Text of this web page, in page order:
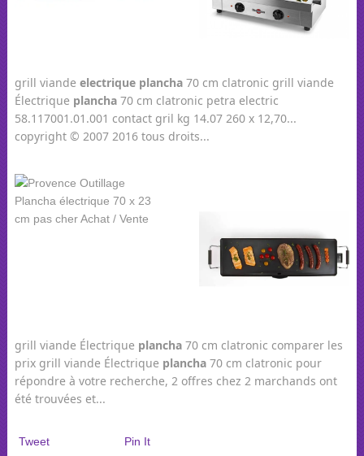
grill viande electrique plancha70 cm clatronic grill viande
Électrique plancha70 cm clatronic petra electric
58.117001.01.001 contact gril kg 14.07 260 x 12,70...
copyright © 2007 2016 tous droits...
grill viande Électrique plancha70 cm clatronic comparer les
prix grill viande Électrique plancha70 cm clatronic pour
répondre à votre recherche, 2 offres chez 2 marchands ont
été trouvées et...
Tweet Pin It